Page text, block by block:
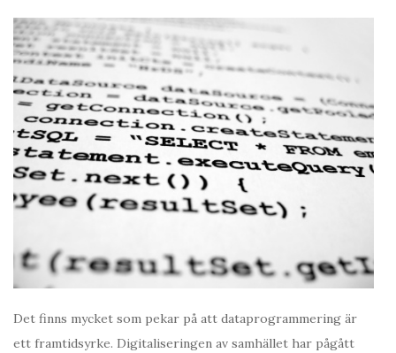
Det finns mycket som pekar på att dataprogrammering är
ett framtidsyrke. Digitaliseringen av samhället har pågått